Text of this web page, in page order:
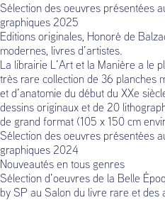
Sélection des oeuvres présentées
graphiques 2025
Editions originales, Honoré de
modernes, livres d’artistes.
La librairie L’Art et la Manière a le
très rare collection de 36 planches
et d’anatomie du début du XXe
dessins originaux et de 20
de grand format (105 x 150 cm
Sélection des oeuvres présentées
graphiques 2024
Nouveautés en tous genres
Sélection d’oeuvres de la Belle
by SP au Salon du livre rare et des